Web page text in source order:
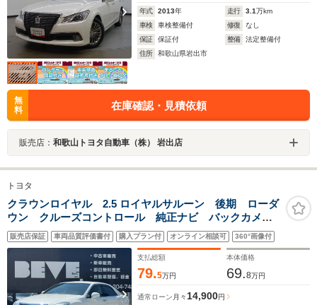
年式 2013年 走行 3.1万km
車検
車検整備付 修復
なし
保証
保証付 整備
法定整備付
住所
和歌山県岩出市
無
料
在庫確認・見積依頼
販売店： 和歌山トヨタ自動車（株） 岩出店
トヨタ
クラウンロイヤル 2.5 ロイヤルサルーン 後期 ローダ
ウン クルーズコントロール 純正ナビ バックカメ
ラ Bluetooth フルセグ スマートキー ETC プッシ
ュスタート オートライト オートスイングエアコン
電動シート 純正16インチアルミホイール
販売店保証 車両品質評価書付 購入プラン付 オンライン相談可 360°画像付
支払総額
79.5万円
本体価格
69.8万円
通常ローン 月々14,900円